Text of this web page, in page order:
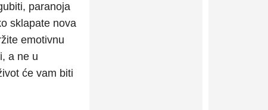
paranoja
sklapate nova
emotivnu
a ne u
će vam biti